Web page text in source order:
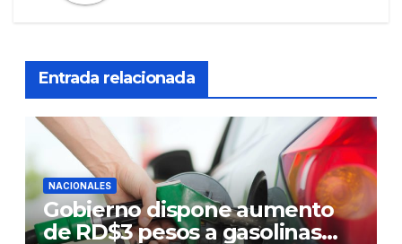
Entrada relacionada
NACIONALES
Gobierno dispone aumento
de RD$3 pesos a gasolinas